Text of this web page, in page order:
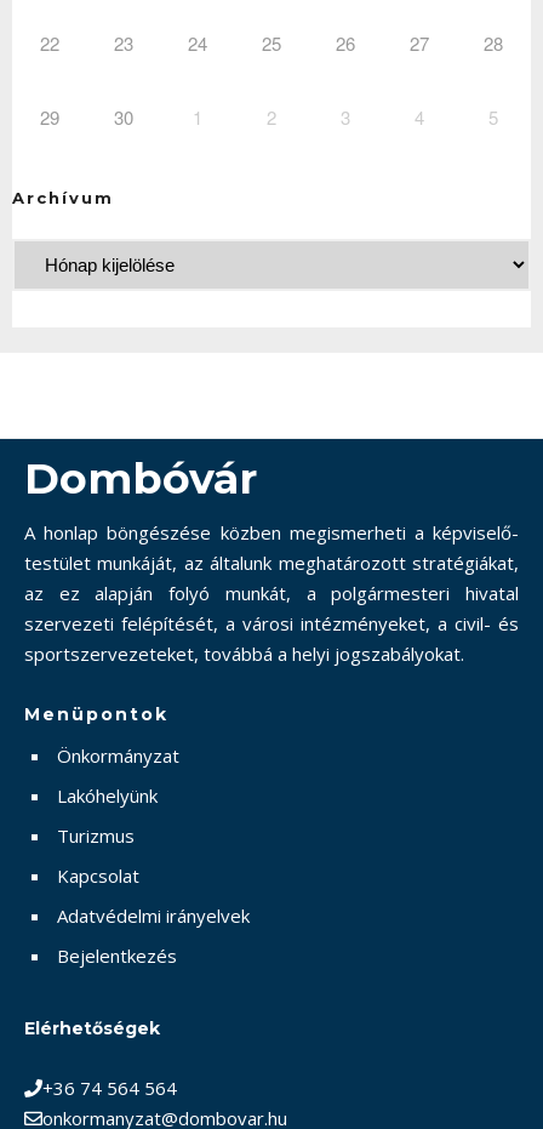
22 23 24 25 26 27 28
29 30 1 2 3 4 5
Archívum
Dombóvár
A honlap böngészése közben megismerheti a képviselő-
testület munkáját, az általunk meghatározott stratégiákat,
az ez alapján folyó munkát, a polgármesteri hivatal
szervezeti felépítését, a városi intézményeket, a civil- és
sportszervezeteket, továbbá a helyi jogszabályokat.
Menüpontok
Önkormányzat
Lakóhelyünk
Turizmus
Kapcsolat
Adatvédelmi irányelvek
Bejelentkezés
Elérhetőségek
+36 74 564 564
onkormanyzat@dombovar.hu